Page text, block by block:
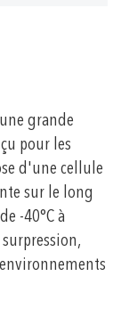
grande
pour les
d'une cellule
sur le long
-40°C à